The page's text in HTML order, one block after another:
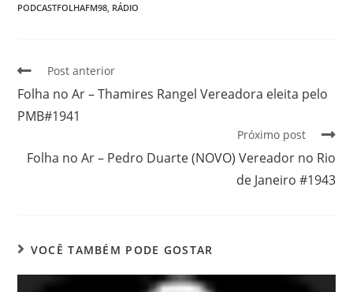
PODCASTFOLHAFM98 RÁDIO
Post anterior
Folha no Ar – Thamires Rangel Vereadora eleita pelo
PMB#1941
Próximo post
Folha no Ar – Pedro Duarte (NOVO) Vereador no Rio
de Janeiro #1943
VOCÊ TAMBÉM PODE GOSTAR